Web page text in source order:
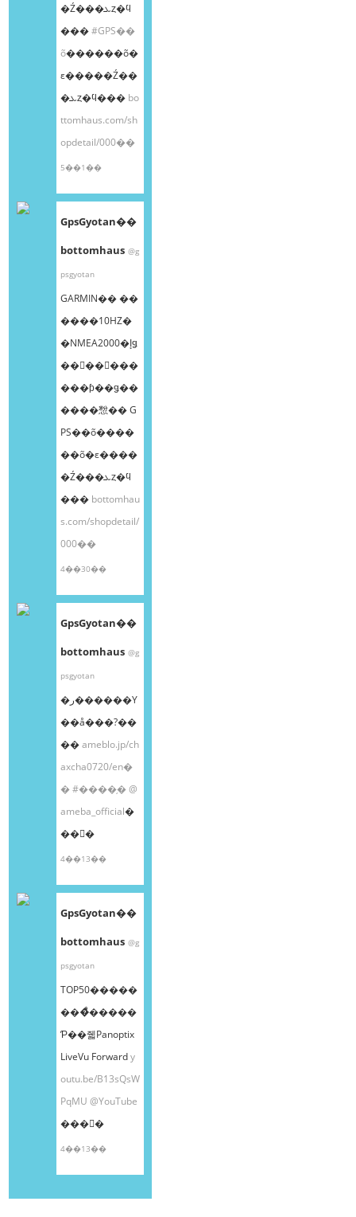
�Ź���ܥȥ�ϥ
���#GPS��
õ������õ�
ε�����Ź��
�ܥȥ�ϥ��� bo
ttomhaus.com/sh
opdetail/000��
5��1��
GpsGyotan��
bottomhaus @g
psgyotan
GARMIN�� ��
����10HZ�
�NMEA2000�إǥ
��󥰥��󥵡���
���ƥ��ǥ��
����㥹�� G
PS��õ����
��õ�ε����
�Ź���ܥȥ�ϥ
��� bottomhau
s.com/shopdetail/
000��
4��30��
GpsGyotan��
bottomhaus @g
psgyotan
�ر������Υ
��å���?��
��ameblo.jp/ch
axcha0720/en�
�#����֥�@
ameba_official�
��󤫤�
4��13��
GpsGyotan��
bottomhaus @g
psgyotan
TOP50�����
���ͤ�����
Ƥ��줿Panoptix
LiveVu Forwardy
outu.be/B13sQsW
PqMU @YouTube
���󤫤�
4��13��